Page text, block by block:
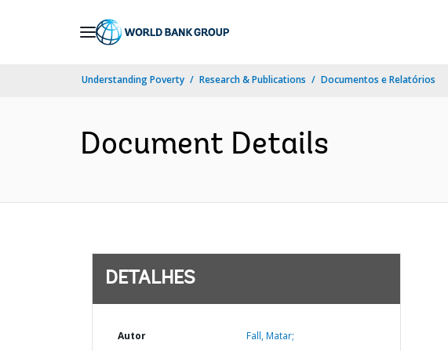
Understanding Poverty Research & Publications Documentos e Relatórios
Document Details
DETALHES
Autor Fall, Matar;